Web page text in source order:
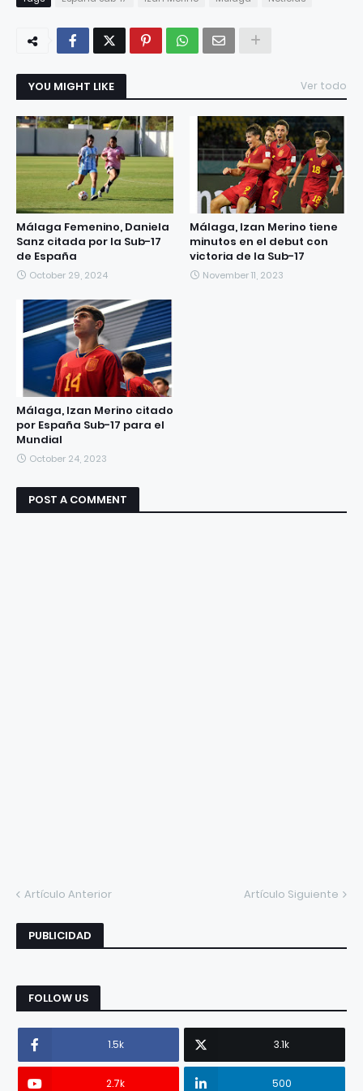
YOU MIGHT LIKE Ver todo
Málaga Femenino, Daniela
Sanz citada por la Sub-17
de España
October 29, 2024
Málaga, Izan Merino tiene
minutos en el debut con
victoria de la Sub-17
November 11, 2023
Málaga, Izan Merino citado
por España Sub-17 para el
Mundial
October 24, 2023
POST A COMMENT
Artículo Anterior Artículo Siguiente
PUBLICIDAD
FOLLOW US
1.5k 3.1k
2.7k 500